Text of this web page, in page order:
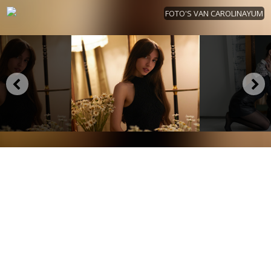
FOTO'S VAN CAROLINAYUM